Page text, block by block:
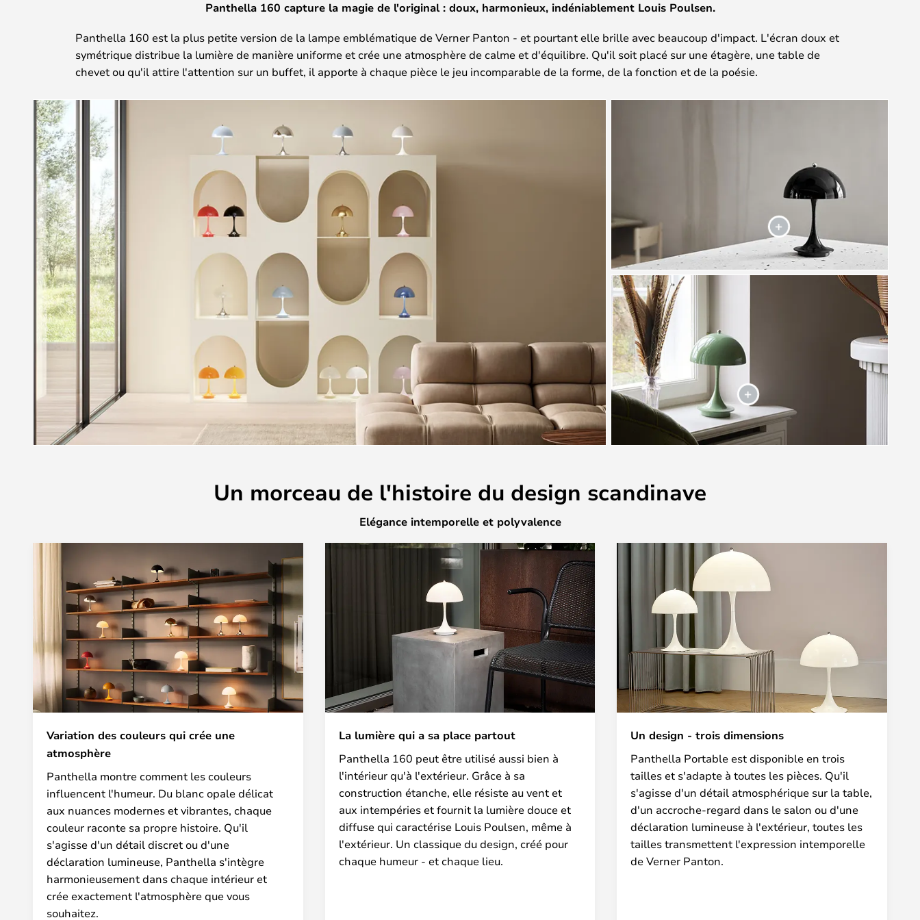
Panthella 160 capture la magie de l'original : doux, harmonieux, indéniablement Louis Poulsen.
Panthella 160 est la plus petite version de la lampe emblématique de Verner Panton - et pourtant elle brille avec beaucoup d'impact. L'écran doux et
symétrique distribue la lumière de manière uniforme et crée une atmosphère de calme et d'équilibre. Qu'il soit placé sur une étagère, une table de
chevet ou qu'il attire l'attention sur un buffet, il apporte à chaque pièce le jeu incomparable de la forme, de la fonction et de la poésie.
Un morceau de l'histoire du design scandinave
Elégance intemporelle et polyvalence
Variation des couleurs qui crée une
atmosphère
Panthella montre comment les couleurs
influencent l'humeur. Du blanc opale délicat
aux nuances modernes et vibrantes, chaque
couleur raconte sa propre histoire. Qu'il
s'agisse d'un détail discret ou d'une
déclaration lumineuse, Panthella s'intègre
harmonieusement dans chaque intérieur et
crée exactement l'atmosphère que vous
souhaitez.
La lumière qui a sa place partout
Panthella 160 peut être utilisé aussi bien à
l'intérieur qu'à l'extérieur. Grâce à sa
construction étanche, elle résiste au vent et
aux intempéries et fournit la lumière douce et
diffuse qui caractérise Louis Poulsen, même à
l'extérieur. Un classique du design, créé pour
chaque humeur - et chaque lieu.
Un design - trois dimensions
Panthella Portable est disponible en trois
tailles et s'adapte à toutes les pièces. Qu'il
s'agisse d'un détail atmosphérique sur la table,
d'un accroche-regard dans le salon ou d'une
déclaration lumineuse à l'extérieur, toutes les
tailles transmettent l'expression intemporelle
de Verner Panton.